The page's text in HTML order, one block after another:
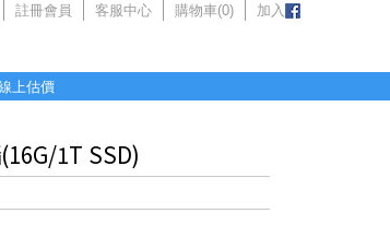
註冊會員 客服中心 購物車(0) 加入
上估價
1T SSD)